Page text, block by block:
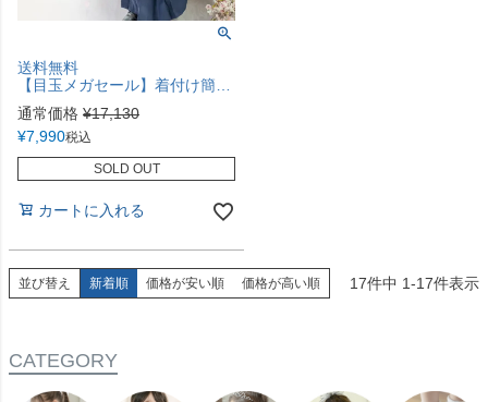
送料無料
【目玉メガセール】着付け簡単袴セット レース着物と袴のセット 小学校 卒業式 女の子 袴 年長袴 保育園 卒園式 幼稚園 [再入荷なし・在庫限り]TAK
通常価格 ¥17,130
¥7,990税込
SOLD OUT
カートに入れる
並び替え 新着順 価格が安い順 価格が高い順 17件中 1-17件表示
CATEGORY